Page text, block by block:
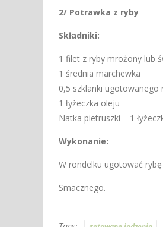
2/ Potrawka z ryby
Składniki:
1 filet z ryby mrożony lub
1 średnia marchewka
0,5 szklanki ugotowanego
1 łyżeczka oleju
Natka pietruszki – 1
Wykonanie:
W rondelku ugotować
Smacznego.